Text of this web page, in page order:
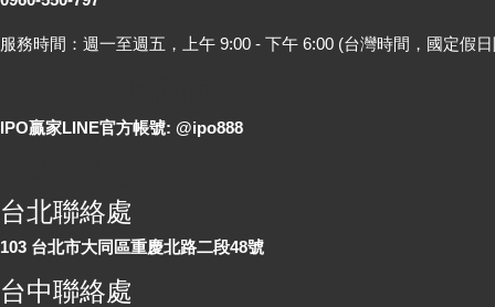
服務時間：週一至週五，上午 9:00 - 下午 6:00 (台灣時間，國定假
IPO贏家LINE官方帳號: @ipo888
台北聯絡處
103 台北市大同區重慶北路二段48號
台中聯絡處